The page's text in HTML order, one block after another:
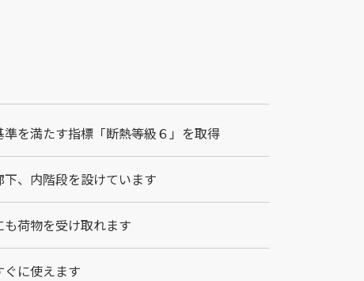
を満たす指標「断熱等級６」を取得
、内階段を設けています
荷物を受け取れます
に使えます